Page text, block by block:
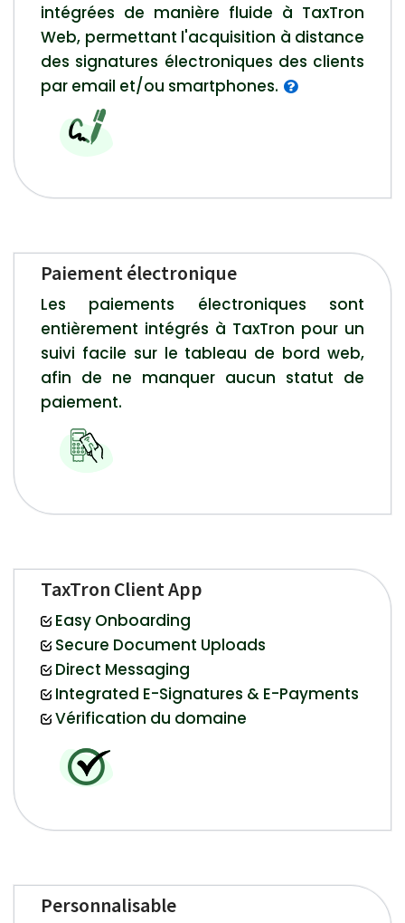
intégrées de manière fluide à TaxTron
Web, permettant l'acquisition à distance
des signatures électroniques des clients
par email et/ou smartphones.
Paiement électronique
Les paiements électroniques sont
entièrement intégrés à TaxTron pour un
suivi facile sur le tableau de bord web,
afin de ne manquer aucun statut de
paiement.
TaxTron Client App
Easy Onboarding
Secure Document Uploads
Direct Messaging
Integrated E-Signatures & E-Payments
Vérification du domaine
Personnalisable